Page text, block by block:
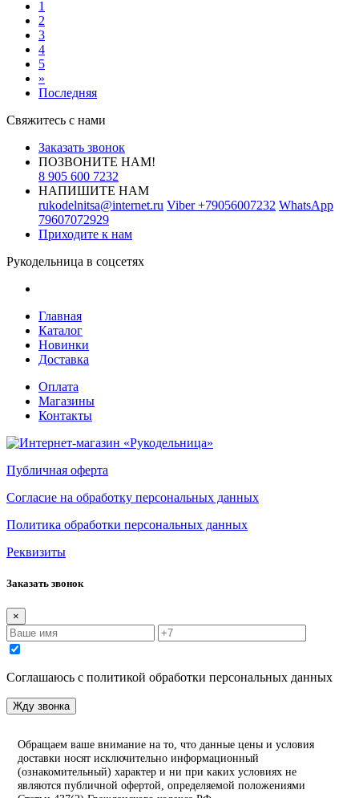
1
2
3
4
5
»
Последняя
Свяжитесь с нами
Заказать звонок
ПОЗВОНИТЕ НАМ!
8 905 600 7232
НАПИШИТЕ НАМ
rukodelnitsa@internet.ru Viber+79056007232 WhatsApp
79607072929
Приходите к нам
Рукодельница в соцсетях
Главная
Каталог
Новинки
Доставка
Оплата
Магазины
Контакты
Публичная оферта
Согласие на обработку персональных данных
Политика обработки персональных данных
Реквизиты
Заказать звонок
×
Соглашаюсь с политикой обработки персональных данных
Жду звонка
Обращаем ваше внимание на то, что данные цены и условия
доставки носят исключительно информационный
(ознакомительный) характер и ни при каких условиях не
являются публичной офертой, определяемой положениями